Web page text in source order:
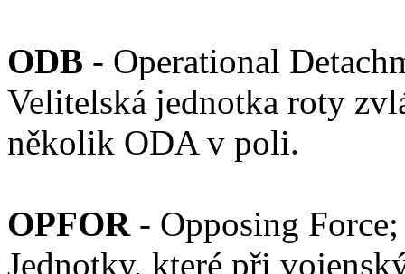
ODB - Operational
Velitelská jednotka roty
několik ODA v poli.
OPFOR- Opposing
Jednotky, které při